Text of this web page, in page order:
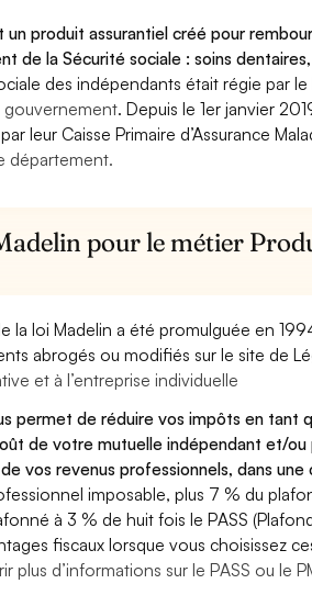
produit assurantiel créé pour
de la Sécurité sociale : soins
des indépendants était régie par
gouvernement. Depuis le 1er janvier
leur Caisse Primaire d’Assurance
département.
pour le métier
la loi Madelin a été promulguée en
abrogés ou modifiés sur le site de
et à l’entreprise individuelle
permet de réduire vos impôts en
de votre mutuelle indépendant et/ou
vos revenus professionnels, dans
imposable, plus 7 % du
à 3 % de huit fois le PASS
fiscaux lorsque vous choisissez
plus d’informations sur le PASS ou le